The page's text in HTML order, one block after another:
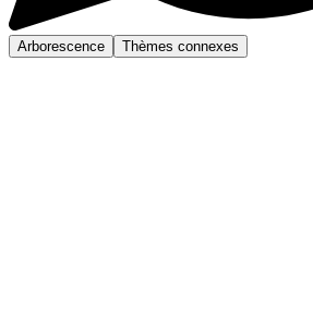
Arborescence Thèmes connexes